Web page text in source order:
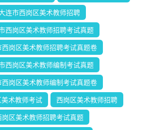
连市西岗区美术教师招聘
西岗区美术教师招聘考试真题
西岗区美术教师招聘考试真题卷
西岗区美术教师编制考试真题
西岗区美术教师编制考试真题卷
术教师考试 西岗区美术教师招聘
岗区美术教师招聘考试真题